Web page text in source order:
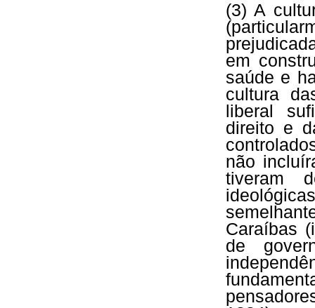
(3) A
em
saúde e
cultura
liberal
direito e
não
tiveram
Caraíbas
de